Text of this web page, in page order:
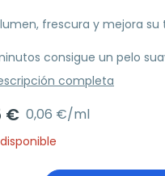
frescura y mejora
consigue un pelo
completa
€ 0,06 €/ml